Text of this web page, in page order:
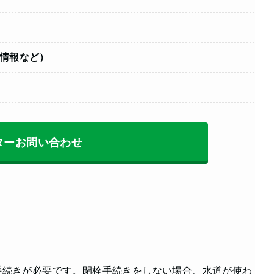
報など）
ーお問い合わせ
きが必要です。閉栓手続きをしない場合、水道が使わ